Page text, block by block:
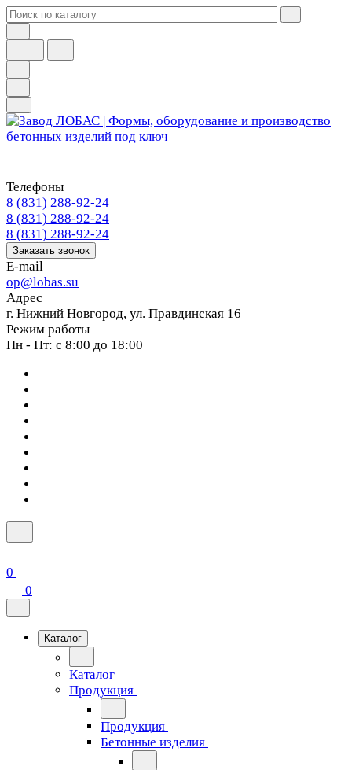
Телефоны
8 (831) 288-92-24
8 (831) 288-92-24
8 (831) 288-92-24
Заказать звонок
E-mail
op@lobas.su
Адрес
г. Нижний Новгород, ул. Правдинская 16
Режим работы
Пн - Пт: с 8:00 до 18:00
0
0
Каталог
Каталог
Продукция
Продукция
Бетонные изделия